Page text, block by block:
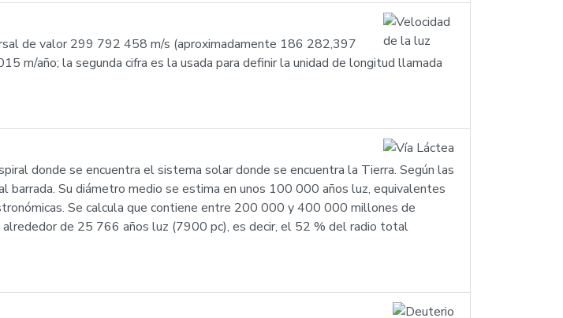
de valor 299 792 458 m/s (aproximadamente 186 282,397
m/año; la segunda cifra es la usada para definir la unidad de longitud llamada
donde se encuentra el sistema solar donde se encuentra la Tierra. Según las
barrada. Su diámetro medio se estima en unos 100 000 años luz, equivalentes
Se calcula que contiene entre 200 000 y 400 000 millones de
de 25 766 años luz (7900 pc), es decir, el 52 % del radio total